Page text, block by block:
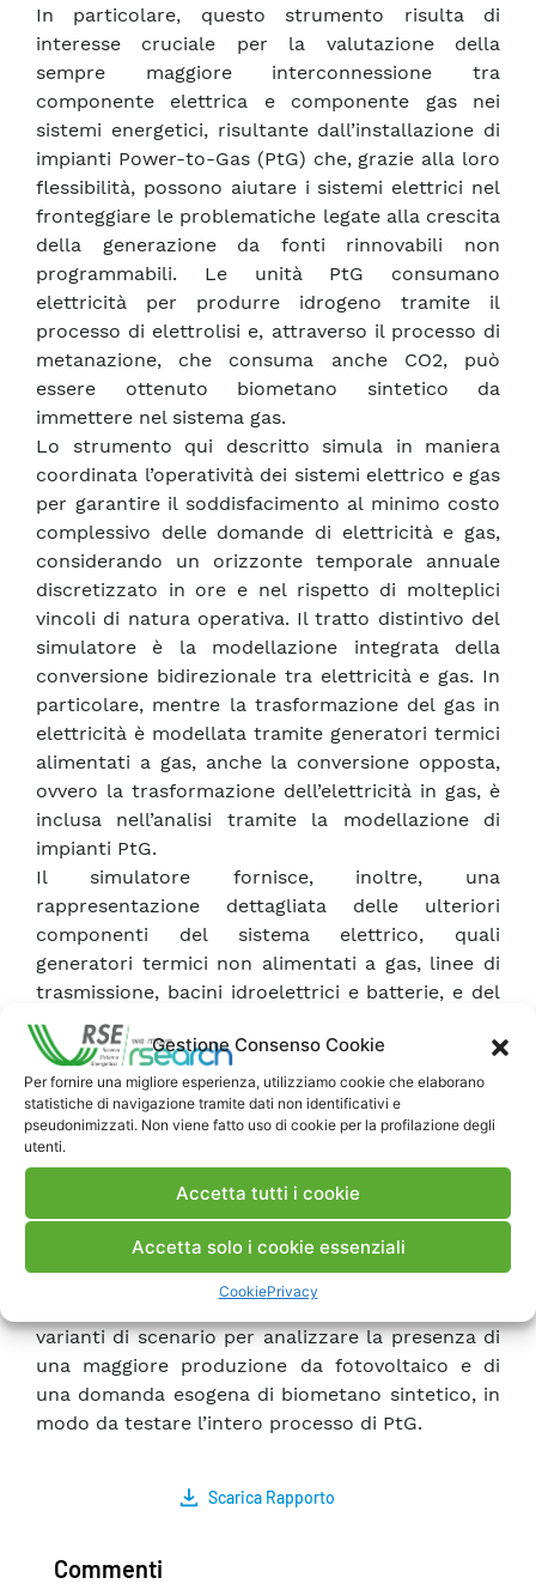
Gestione Consenso Cookie
Per fornire una migliore esperienza, utilizziamo cookie che elaborano
statistiche di navigazione tramite dati non identificativi e
pseudonimizzati. Non viene fatto uso di cookie per la profilazione degli
utenti.
Accetta tutti i cookie
Accetta solo i cookie essenziali
CookiePrivacy
In particolare, questo strumento risulta di
interesse cruciale per la valutazione della
sempre maggiore interconnessione tra
componente elettrica e componente gas nei
sistemi energetici, risultante dall’installazione di
impianti Power-to-Gas (PtG) che, grazie alla loro
flessibilità, possono aiutare i sistemi elettrici nel
fronteggiare le problematiche legate alla crescita
della generazione da fonti rinnovabili non
programmabili. Le unità PtG consumano
elettricità per produrre idrogeno tramite il
processo di elettrolisi e, attraverso il processo di
metanazione, che consuma anche CO2, può
essere ottenuto biometano sintetico da
immettere nel sistema gas.
Lo strumento qui descritto simula in maniera
coordinata l’operatività dei sistemi elettrico e gas
per garantire il soddisfacimento al minimo costo
complessivo delle domande di elettricità e gas,
considerando un orizzonte temporale annuale
discretizzato in ore e nel rispetto di molteplici
vincoli di natura operativa. Il tratto distintivo del
simulatore è la modellazione integrata della
conversione bidirezionale tra elettricità e gas. In
particolare, mentre la trasformazione del gas in
elettricità è modellata tramite generatori termici
alimentati a gas, anche la conversione opposta,
ovvero la trasformazione dell’elettricità in gas, è
inclusa nell’analisi tramite la modellazione di
impianti PtG.
Il simulatore fornisce, inoltre, una
rappresentazione dettagliata delle ulteriori
componenti del sistema elettrico, quali
generatori termici non alimentati a gas, linee di
trasmissione, bacini idroelettrici e batterie, e del
sistema gas, tra cui fonti di produzione del gas e
stoccaggi di gas.
Il nuovo strumento di simulazione è stato
applicato per simulare diverse configurazioni del
sistema energetico italiano al 2030. È stato
analizzato lo scenario energetico Green Deal
generato con il modello TIMES_RSE nel corso del
2020. Lo scenario presenta un forte sviluppo di
fotovoltaico ed eolico e mostra le prime
applicazioni dell’idrogeno nei settori finali
varianti di scenario per analizzare la presenza di
una maggiore produzione da fotovoltaico e di
una domanda esogena di biometano sintetico, in
modo da testare l’intero processo di PtG.
Scarica Rapporto
Commenti